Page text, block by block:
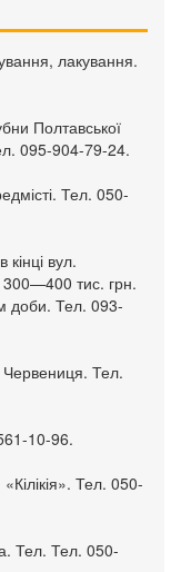
лакування.
Полтавської
095-904-79-24.
Тел. 050-
вул.
300—400 тис. грн.
доби. Тел. 093-
Червениця. Тел.
10-96.
Тел. 050-
Тел. Тел. 050-